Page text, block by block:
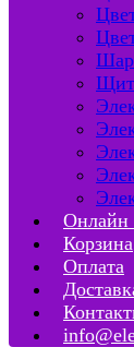
Онлайн
Корзина
Оплата